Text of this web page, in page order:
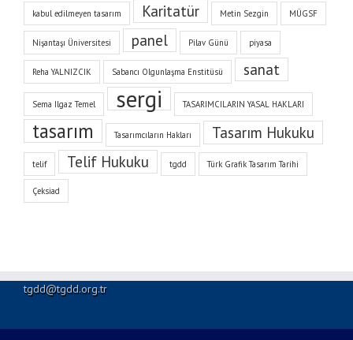
kabul edilmeyen tasarım Karitatür Metin Sezgin MÜGSF
Nişantaşı Üniversitesi panel Pilav Günü piyasa
Reha YALNIZCIK Sabancı Olgunlaşma Enstitüsü sanat
Sema Ilgaz Temel sergi TASARIMCILARIN YASAL HAKLARI
tasarım Tasarımcıların Hakları Tasarım Hukuku
telif Telif Hukuku tgdd Türk Grafik Tasarım Tarihi
Çeksiad
tgdd@tgdd.org.tr